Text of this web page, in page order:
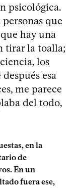
psicológica.
que
hay una
tirar la toalla;
los
esa
me parece
del todo,
en la
de
En un
fuera ese,